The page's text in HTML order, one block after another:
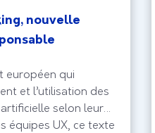
nouvelle
européen qui
et l’utilisation des
selon leur
équipes UX, ce texte